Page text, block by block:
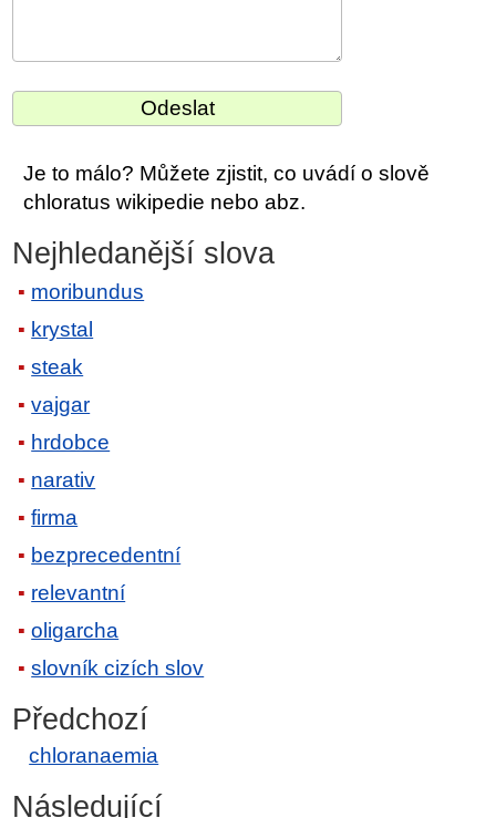
Je to málo? Můžete zjistit, co uvádí o slově
chloratus wikipedie nebo abz.
Nejhledanější slova
moribundus
krystal
steak
vajgar
hrdobce
narativ
firma
bezprecedentní
relevantní
oligarcha
slovník cizích slov
Předchozí
chloranaemia
Následující